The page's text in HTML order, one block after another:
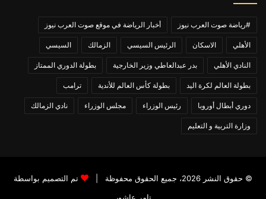
#رياضة صوت العرب نيوز أخبار الرياضة في موقع صوت العرب نيوز
الأهلي الاسكان الرئيس السيسي الزمالك السيسي
النادي الأهلي بدر عبدالعاطي وزير الخارجية بطولة الدوري الممتاز
بطولة العالم لكرة اليد بطولة كأس العالم للأندية ترامب
دوري أبطال أوروبا رئيس الوزراء مجلس الوزراء نادي الزمالك
وزارة التربية و التعليم
© حقوق النشر 2026، جميع الحقوق محفوظة |
تم التصميم بواسطة
تامر عاشور